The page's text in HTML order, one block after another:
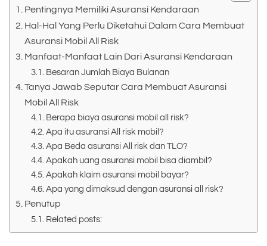
Pentingnya Memiliki Asuransi Kendaraan
Hal-Hal Yang Perlu Diketahui Dalam Cara Membuat
Asuransi Mobil All Risk
Manfaat-Manfaat Lain Dari Asuransi Kendaraan
Besaran Jumlah Biaya Bulanan
Tanya Jawab Seputar Cara Membuat Asuransi
Mobil All Risk
Berapa biaya asuransi mobil all risk?
Apa itu asuransi All risk mobil?
Apa Beda asuransi All risk dan TLO?
Apakah uang asuransi mobil bisa diambil?
Apakah klaim asuransi mobil bayar?
Apa yang dimaksud dengan asuransi all risk?
Penutup
Related posts: